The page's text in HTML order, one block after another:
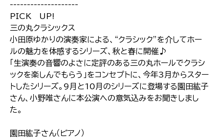
--------------------
PICK UP!
三の丸クラシックス
小田原ゆかりの演奏家による、“クラシック”を介してホー
ルの魅力を体感するシリーズ、秋と春に開催♪
「生演奏の音響のよさに定評のある三の丸ホールでクラシ
ックを楽しんでもらう」をコンセプトに、今年3月からスター
トしたシリーズ。9月と10月のシリーズに登場する園田紘子
さん、小野唯さんに本公演への意気込みをお聞きしまし
た。
園田紘子さん（ピアノ）